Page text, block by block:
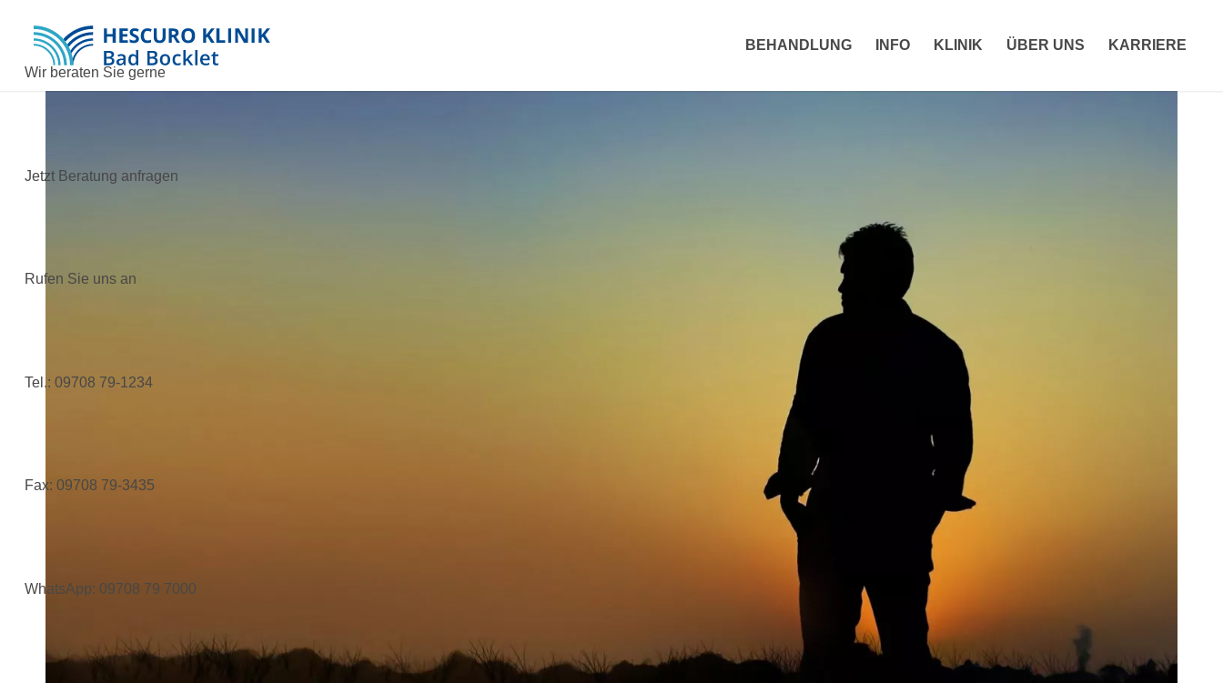
BEHANDLUNG INFO KLINIK ÜBER UNS
KARRIERE
Wir beraten Sie gerne
Jetzt Beratung anfragen
Rufen Sie uns an
Tel.: 09708 79-1234
Fax: 09708 79-3435
WhatsApp: 09708 79 7000